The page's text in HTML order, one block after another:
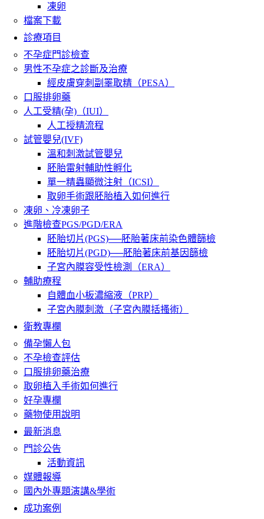
凍卵
檔案下載
診療項目
不孕症門診檢查
男性不孕症之診斷及治療
經皮膚穿刺副睪取精（PESA）
口服排卵藥
人工受精(孕)（IUI）
人工授精流程
試管嬰兒(IVF)
溫和刺激試管嬰兒
胚胎雷射輔助性孵化
單一精蟲顯微注射（ICSI）
取卵手術跟胚胎植入如何進行
凍卵、冷凍卵子
進階檢查PGS/PGD/ERA
胚胎切片(PGS)──胚胎著床前染色體篩檢
胚胎切片(PGD)──胚胎著床前基因篩檢
子宮內膜容受性檢測（ERA）
輔助療程
自體血小板濃縮液（PRP）
子宮內膜刺激（子宮內膜括搔術）
衛教專欄
備孕懶人包
不孕檢查評估
口服排卵藥治療
取卵植入手術如何進行
好孕專欄
藥物使用說明
最新消息
門診公告
活動資訊
媒體報導
國內外專題演講&學術
成功案例